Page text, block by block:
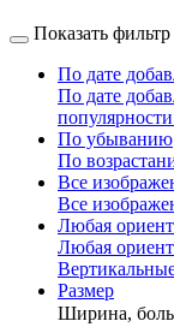
Показать фильтр
По дате
По дате
популярности
По убыванию
По
Все
Все
Любая
Любая
Размер
Ширина,